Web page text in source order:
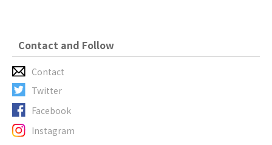
Contact and Follow
Contact
Twitter
Facebook
Instagram